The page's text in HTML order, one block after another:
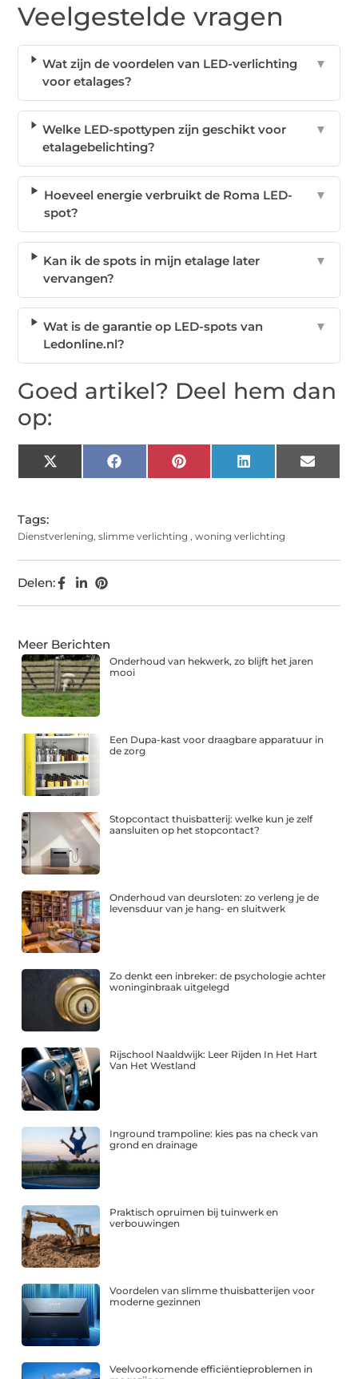
Veelgestelde vragen
Wat zijn de voordelen van LED-verlichting
voor etalages?
▼
Welke LED-spottypen zijn geschikt voor
etalagebelichting?
▼
Hoeveel energie verbruikt de Roma LED-
spot?
▼
Kan ik de spots in mijn etalage later
vervangen?
▼
Wat is de garantie op LED-spots van
Ledonline.nl?
▼
Goed artikel? Deel hem dan
op:
X
(Twitter)
Facebook Pinterest LinkedIn Email
Tags:
Dienstverlening,slimme verlichting ,woning verlichting
Delen:
Meer Berichten
Onderhoud van hekwerk, zo blijft het jaren
mooi
Een Dupa-kast voor draagbare apparatuur in
de zorg
Stopcontact thuisbatterij: welke kun je zelf
aansluiten op het stopcontact?
Onderhoud van deursloten: zo verleng je de
levensduur van je hang- en sluitwerk
Zo denkt een inbreker: de psychologie achter
woninginbraak uitgelegd
Rijschool Naaldwijk: Leer Rijden In Het Hart
Van Het Westland
Inground trampoline: kies pas na check van
grond en drainage
Praktisch opruimen bij tuinwerk en
verbouwingen
Voordelen van slimme thuisbatterijen voor
moderne gezinnen
Veelvoorkomende efficiëntieproblemen in